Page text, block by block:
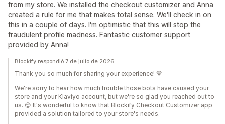
from my store. We installed the checkout customizer and Anna
created a rule for me that makes total sense. We'll check in on
this in a couple of days. I'm optimistic that this will stop the
fraudulent profile madness. Fantastic customer support
provided by Anna!
Blockify respondió 7 de julio de 2026
Thank you so much for sharing your experience! 💙
We're sorry to hear how much trouble those bots have caused your
store and your Klaviyo account, but we're so glad you reached out to
us. 😊 It's wonderful to know that Blockify Checkout Customizer app
provided a solution tailored to your store's needs.